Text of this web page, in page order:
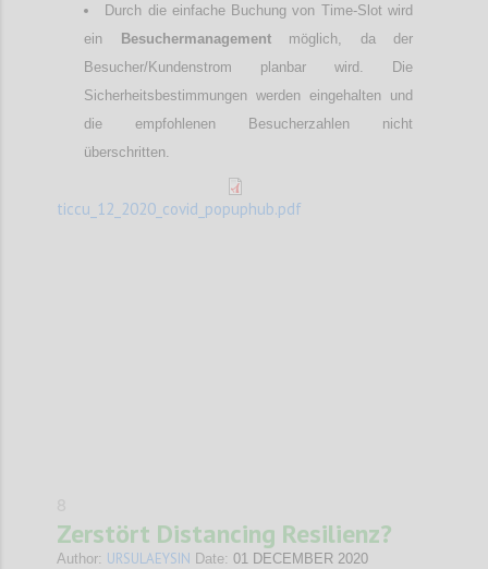
Durch die einfache Buchung von Time-Slot wird
ein
Besuchermanagement möglich, da der
Besucher/Kundenstrom planbar wird. Die
Sicherheitsbestimmungen werden eingehalten und
die empfohlenen Besucherzahlen nicht
überschritten.
ticcu_12_2020_covid_popuphub.pdf
Zerstört Distancing Resilienz?
Author: URSULAEYSIN Date: 01 DECEMBER 2020